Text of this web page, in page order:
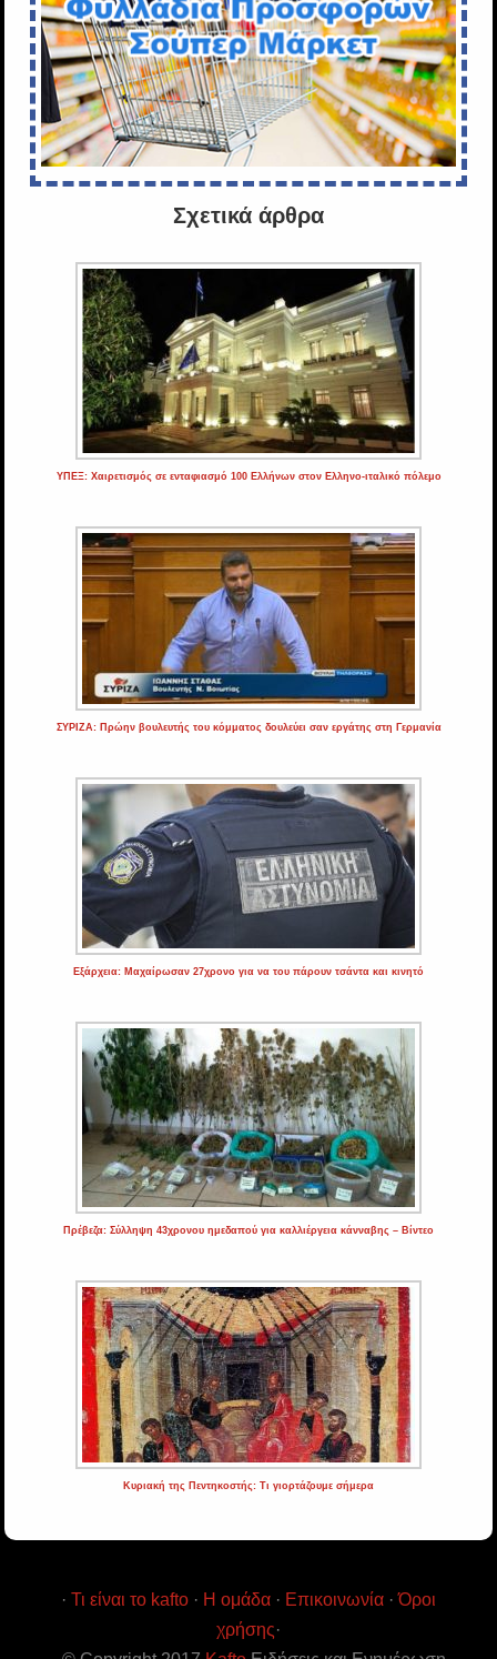
Σχετικά άρθρα
ΥΠΕΞ: Χαιρετισμός σε ενταφιασμό 100 Ελλήνων στον Ελληνο-ιταλικό πόλεμο
ΣΥΡΙΖΑ: Πρώην βουλευτής του κόμματος δουλεύει σαν εργάτης στη Γερμανία
Εξάρχεια: Μαχαίρωσαν 27χρονο για να του πάρουν τσάντα και κινητό
Πρέβεζα: Σύλληψη 43χρονου ημεδαπού για καλλιέργεια κάνναβης – Βίντεο
Κυριακή της Πεντηκοστής: Τι γιορτάζουμε σήμερα
· Τι είναι το kafto · Η ομάδα · Επικοινωνία ·Όροι
χρήσης·